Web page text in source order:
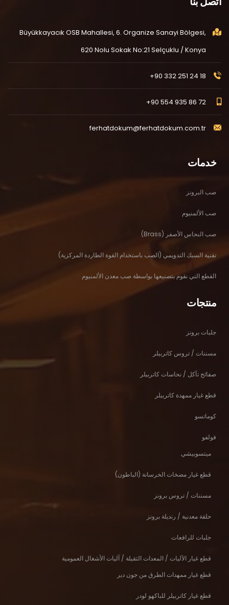
Büyükkayacık OSB Mahallesi, 6. Organize Sanayi Bölgesi,
620 Nolu Sokak No:21 Selçuklu / Konya
+90 332 251 24 18
+90 554 935 86 72
ferhatdokum@ferhatdokum.com.tr
خدمات
صب البرونز
صب الألمنيوم
صب النحاس الأصفر (Brass)
تقنية السبك التدويمي (الصب باستخدام القوة الطاردة المركزية)
القطع التي نقوم بتصنيعها بواسطة صب معدن الألمنيوم
منتجات
جلبات برونز
مسننات / تروس كاتربيلر
صفائح تآكل / نحاسات كاتربيلر
قطع غيار ممهدة كاتربيلر
كوماتسو
فولفو
ميتسوبيشي
قطع غيار مضخات الخرسانة (الباطون)
مسننات / تروس برونز
حلقة معدنية / رنديلة برونز
جلبات للرافعات
قطع غيار الآليات / المعدات الثقيلة / آليات الأشغال العمومية
قطع غيار ممهدات الطرق من جون دير
قطع غيار كاتربيلر للباكهو لودر